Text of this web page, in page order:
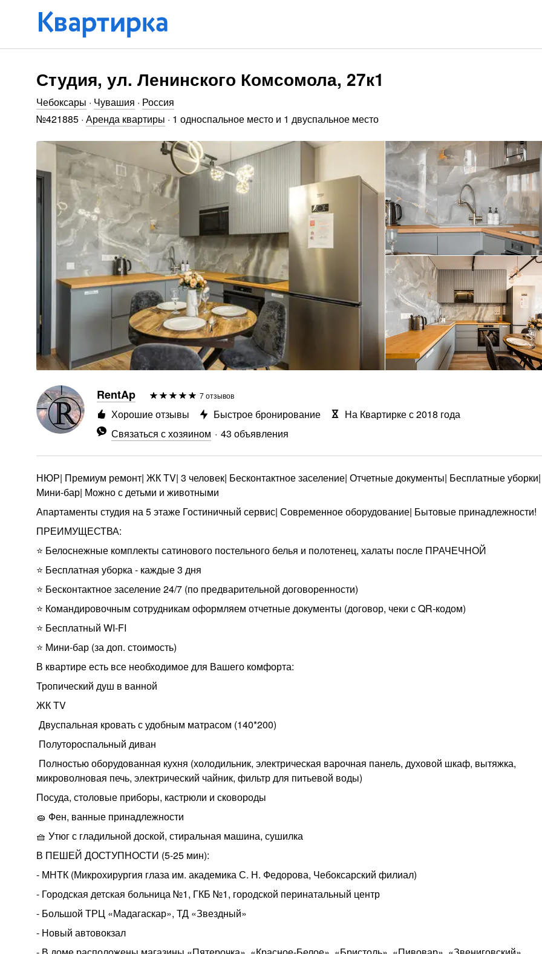
Студия, ул. Ленинского Комсомола, 27к1
Чебоксары · Чувашия · Россия
№421885 · Аренда квартиры · 1 односпальное место и 1 двуспальное место
RentAp 7 отзывов
Связаться с хозяином 43 объявления
Хорошие отзывы Быстрое бронирование На Квартирке с 2018 года
НЮР| Премиум ремонт| ЖК TV| 3 человек| Бесконтактное заселение| Отчетные документы| Бесплатные
Мини-бар| Можно с детьми и животными
Апартаменты студия на 5 этаже Гостиничный сервис| Современное оборудование| Бытовые принадлежности!
ПРЕИМУЩЕСТВА:
⭐️ Белоснежные комплекты сатинового постельного белья и полотенец, халаты после ПРАЧЕЧНОЙ
⭐️ Бесплатная уборка - каждые 3 дня
⭐️ Бесконтактное заселение 24/7 (по предварительной договоренности)
⭐️ Командировочным сотрудникам оформляем отчетные документы (договор, чеки с QR-кодом)
⭐️ Бесплатный WI-FI
⭐️ Мини-бар (за доп. стоимость)
В квартире есть все необходимое для Вашего комфорта:
Тропический душ в ванной
ЖК TV
️ Двуспальная кровать с удобным матрасом (140*200)
️ Полутороспальный диван
️ Полностью оборудованная кухня (холодильник, электрическая варочная панель, духовой шкаф, вытяжка,
микроволновая печь, электрический чайник, фильтр для питьевой воды)
Посуда, столовые приборы, кастрюли и сковороды
🧽 Фен, ванные принадлежности
🧺 Утюг с гладильной доской, стиральная машина, сушилка
В ПЕШЕЙ ДОСТУПНОСТИ (5-25 мин):
- МНТК (Микрохирургия глаза им. академика С. Н. Федорова, Чебоксарский филиал)
- Городская детская больница №1, ГКБ №1, городской перинатальный центр
- Большой ТРЦ «Мадагаскар», ТД «Звездный»
- Новый автовокзал